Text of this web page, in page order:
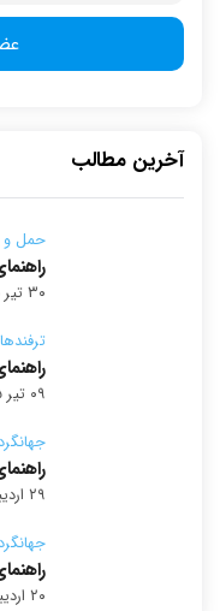
آخرین مطالب
حمل و
۳۰ تیر ۱۴۰۵
ترفندها
۰۹ تیر ۱۴۰۵
۲۹ اردیبهشت ۱۴۰۵
۲۰ اردیبهشت ۱۴۰۵